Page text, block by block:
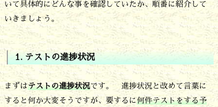
も
知
れ
な
い
4.
いて具体的にどんな事を確認していたか、順番に紹介して
いきましょう。
1. テストの進捗状況
まずはテストの進捗状況です。 進捗状況と改めて言葉に
すると何か大変そうですが、要するに何件テストをする予